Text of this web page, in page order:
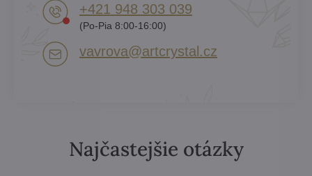
+421 948 303 039
(Po-Pia 8:00-16:00)
vavrova​@artcrystal​.cz
Najčastejšie otázky